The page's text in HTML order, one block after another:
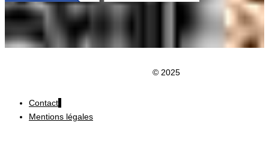
© 2025
Contact
Mentions légales